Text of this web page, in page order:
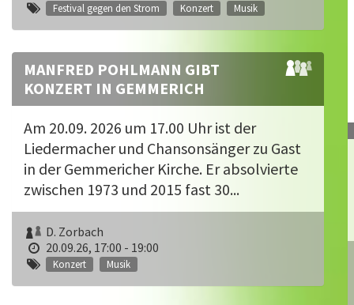
Festival gegen den Strom Konzert Musik
MANFRED POHLMANN GIBT
KONZERT IN GEMMERICH
Am 20.09. 2026 um 17.00 Uhr ist der
Liedermacher und Chansonsänger zu Gast
in der Gemmericher Kirche. Er absolvierte
zwischen 1973 und 2015 fast 30...
D. Zorbach
20.09.26, 17:00 - 19:00
Konzert Musik